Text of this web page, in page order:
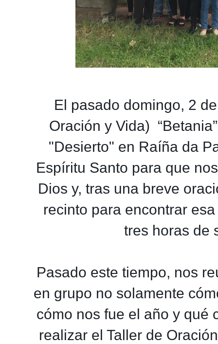
El pasado domingo, 2
Oración y Vida)
"Desierto" en Raíña da
Espíritu Santo para que
Dios y, tras una breve
recinto para encontrar
tres horas de
Pasado este tiempo, nos
en grupo no solamente
cómo nos fue el año y qué
realizar el Taller de